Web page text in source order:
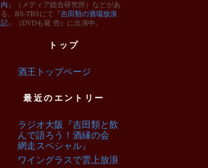
内 』（メディア総合研究所）などがあ
る。BS-TBSにて『吉田類の酒場放浪
記』（DVDも発 売）に出演中。
トップ
酒王トップページ
最近のエントリー
ラジオ大阪『吉田類と飲
んで語ろう！酒縁の会
網走スペシャル』
ワイングラスで雲上放浪